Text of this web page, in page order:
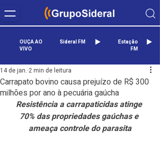
OUÇA AO
VIVO
Sideral FM
Estação
FM
Carrapato bovino causa prejuízo de R$ 300
milhões por ano à pecuária gaúcha
14 de jan. 2 min de leitura
Resistência a carrapaticidas atinge
70% das propriedades gaúchas e
ameaça controle do parasita